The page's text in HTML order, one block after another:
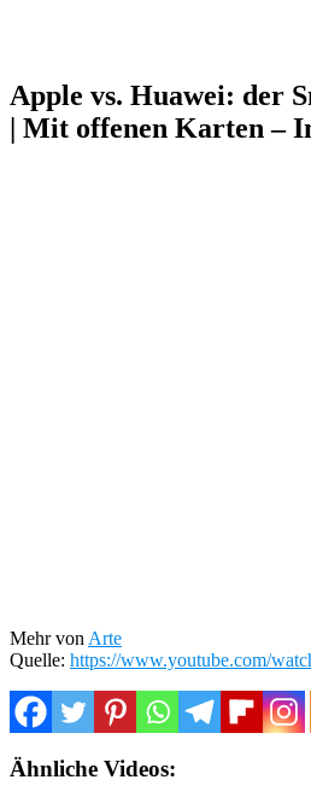
Apple vs. Huawei: der
| Mit offenen Karten –
Mehr von Arte
Quelle: https://www.youtube.com/
Ähnliche Videos: